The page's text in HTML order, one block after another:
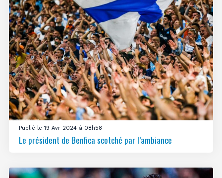
Publié le 19 Avr 2024 à 08h58
Le président de Benfica scotché par l’ambiance